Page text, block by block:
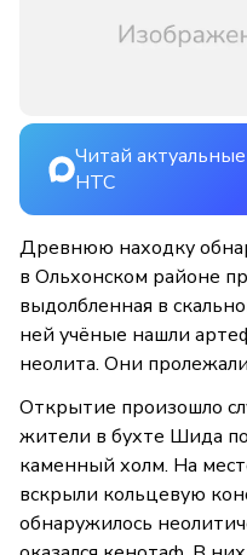
Читай
НТС
Древнюю находку
в Ольхонском районе
выдолбленная в
ней учёные нашли
неолита. Они
Открытие произошло
жители в бухте Шида
каменный холм. На
вскрыли кольцевую
обнаружилось